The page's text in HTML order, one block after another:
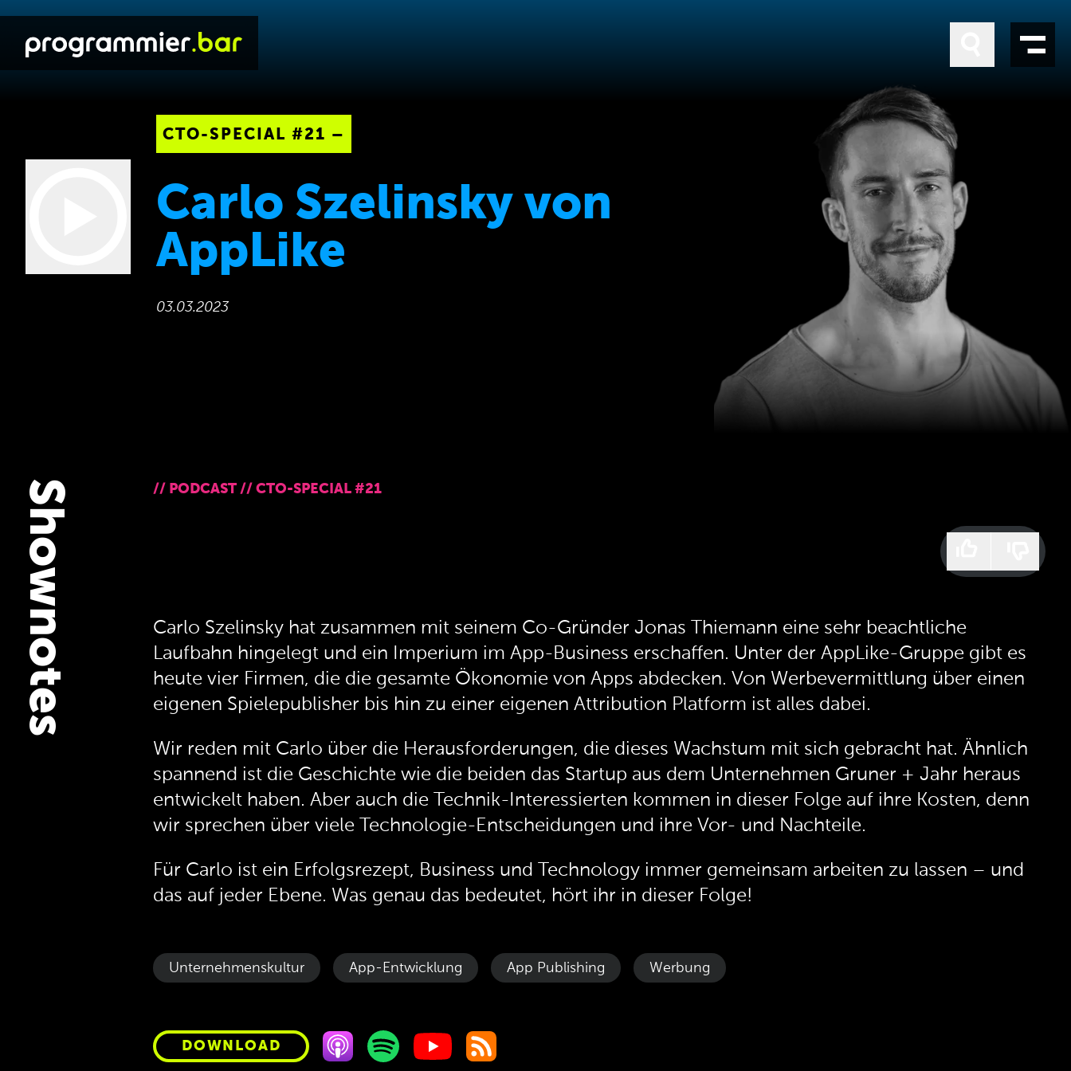
CTO-SPECIAL #21 –
Carlo Szelinsky von
AppLike
03.03.2023
// PODCAST // CTO-SPECIAL #21
Shownotes
Carlo Szelinsky hat zusammen mit seinem Co-Gründer Jonas Thiemann eine sehr beachtliche
Laufbahn hingelegt und ein Imperium im App-Business erschaffen. Unter der AppLike-Gruppe gibt es
heute vier Firmen, die die gesamte Ökonomie von Apps abdecken. Von Werbevermittlung über einen
eigenen Spielepublisher bis hin zu einer eigenen Attribution Platform ist alles dabei.
Wir reden mit Carlo über die Herausforderungen, die dieses Wachstum mit sich gebracht hat. Ähnlich
spannend ist die Geschichte wie die beiden das Startup aus dem Unternehmen Gruner + Jahr heraus
entwickelt haben. Aber auch die Technik-Interessierten kommen in dieser Folge auf ihre Kosten, denn
wir sprechen über viele Technologie-Entscheidungen und ihre Vor- und Nachteile.
Für Carlo ist ein Erfolgsrezept, Business und Technology immer gemeinsam arbeiten zu lassen – und
das auf jeder Ebene. Was genau das bedeutet, hört ihr in dieser Folge!
Unternehmenskultur App-Entwicklung App Publishing Werbung
DOWNLOAD